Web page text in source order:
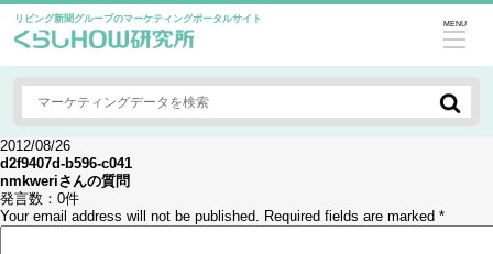
リビング新聞グループのマーケティングポータルサイト MENU
2012/08/26
d2f9407d-b596-c041
nmkweriさんの質問
発言数： 0件
Your email address will not be published. Required fields are marked *